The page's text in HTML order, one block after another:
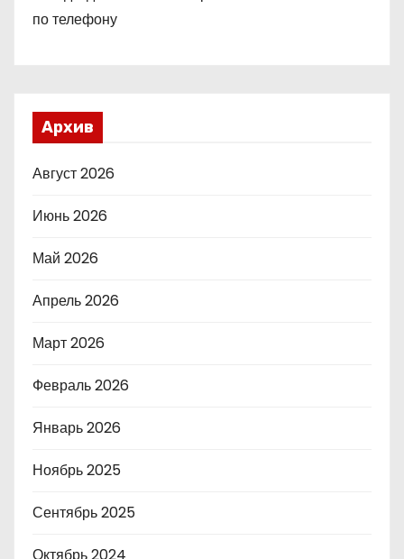
по телефону
Архив
Август 2026
Июнь 2026
Май 2026
Апрель 2026
Март 2026
Февраль 2026
Январь 2026
Ноябрь 2025
Сентябрь 2025